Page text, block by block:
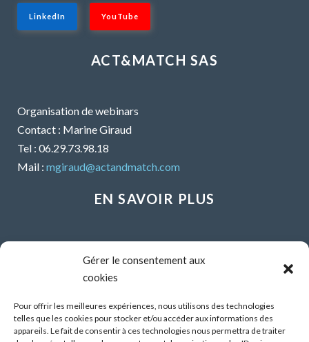
Gérer le consentement aux
cookies
Pour offrir les meilleures expériences, nous utilisons des technologies
telles que les cookies pour stocker et/ou accéder aux informations des
appareils. Le fait de consentir à ces technologies nous permettra de traiter
LinkedIn YouTube
ACT&MATCH SAS
Organisation de webinars
Contact : Marine Giraud
Tel : 06.29.73.98.18
Mail : mgiraud@actandmatch.com
EN SAVOIR PLUS
Organiser un webinar
Mentions légales
CGU